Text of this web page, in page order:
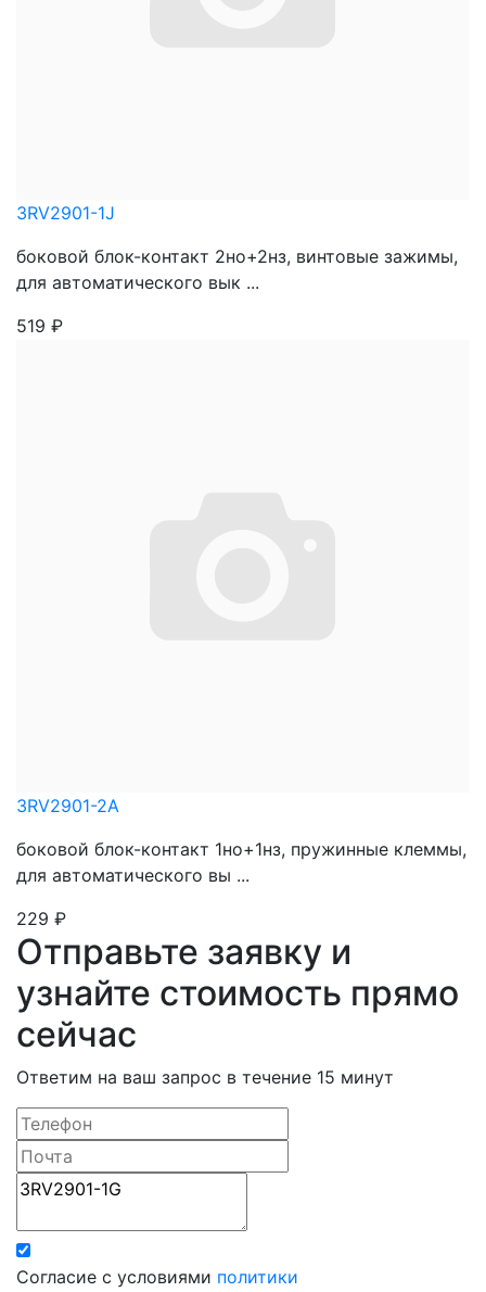
3RV2901-1J
боковой блок-контакт 2но+2нз, винтовые зажимы,
для автоматического вык ...
519 ₽
3RV2901-2A
боковой блок-контакт 1но+1нз, пружинные клеммы,
для автоматического вы ...
229 ₽
Отправьте заявку и
узнайте стоимость прямо
сейчас
Ответим на ваш запрос в течение 15 минут
Согласие с условиями политики